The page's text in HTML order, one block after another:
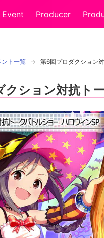
Event Producer
ント一覧 第6回プロダクション
クション対抗ト